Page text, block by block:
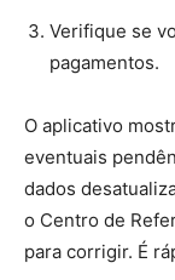
Verifique se
pagamentos.
O aplicativo
eventuais
dados
o Centro de
para corrigir. É